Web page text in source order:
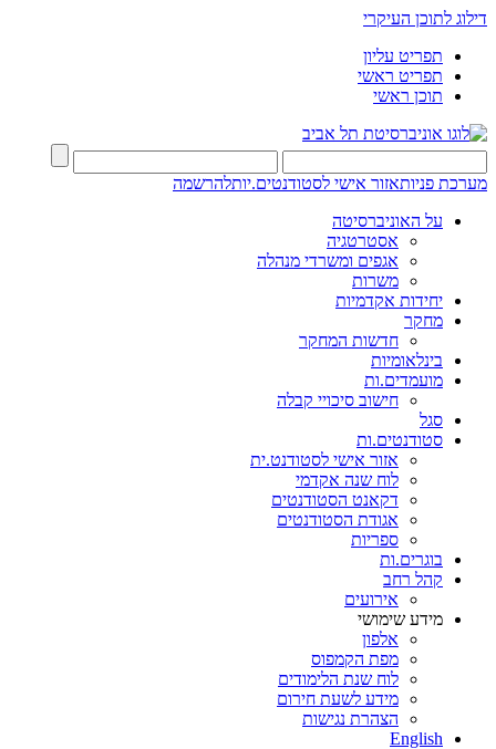
דילוג לתוכן העיקרי
תפריט עליון
תפריט ראשי
תוכן ראשי
מערכת פניותאזור אישי לסטודנטים.יותלהרשמה
על האוניברסיטה
אסטרטגיה
אגפים ומשרדי מנהלה
משרות
יחידות אקדמיות
מחקר
חדשות המחקר
בינלאומיות
מועמדים.ות
חישוב סיכויי קבלה
סגל
סטודנטים.ות
אזור אישי לסטודנט.ית
לוח שנה אקדמי
דקאנט הסטודנטים
אגודת הסטודנטים
ספריות
בוגרים.ות
קהל רחב
אירועים
מידע שימושי
אלפון
מפת הקמפוס
לוח שנת הלימודים
מידע לשעת חירום
הצהרת נגישות
English